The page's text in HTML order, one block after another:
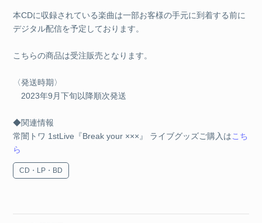
本CDに収録されている楽曲は一部お客様の手元に到着する前に
デジタル配信を予定しております。
こちらの商品は受注販売となります。
〈発送時期〉
2023年9月下旬以降順次発送
◆関連情報
常闇トワ 1stLive『Break your ×××』 ライブグッズご購入はこち
ら
CD・LP・BD